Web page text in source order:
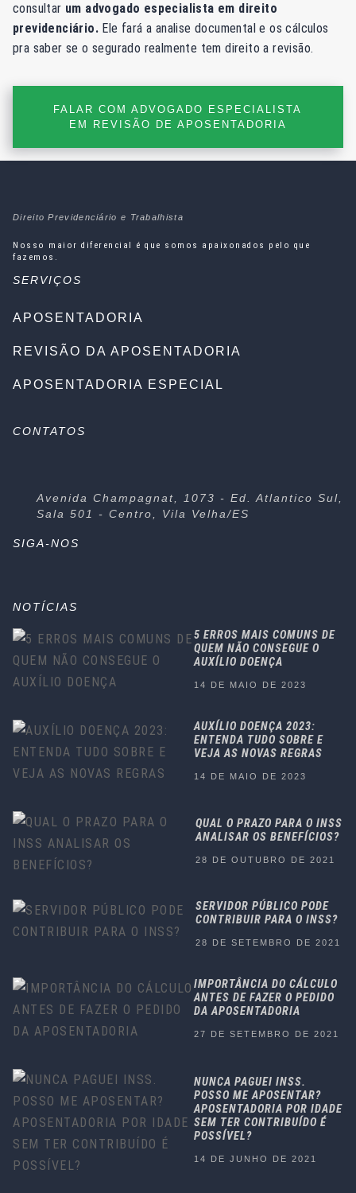
consultar um advogado especialista em direito
previdenciário. Ele fará a analise documental e os cálculos
pra saber se o segurado realmente tem direito a revisão.
FALAR COM ADVOGADO ESPECIALISTA
EM REVISÃO DE APOSENTADORIA
Direito Previdenciário e Trabalhista
Nosso maior diferencial é que somos apaixonados pelo que
fazemos.
SERVIÇOS
APOSENTADORIA
REVISÃO DA APOSENTADORIA
APOSENTADORIA ESPECIAL
CONTATOS
Avenida Champagnat, 1073 - Ed. Atlantico Sul,
Sala 501 - Centro, Vila Velha/ES
SIGA-NOS
NOTÍCIAS
5 ERROS MAIS COMUNS DE
QUEM NÃO CONSEGUE O
AUXÍLIO DOENÇA
14 DE MAIO DE 2023
AUXÍLIO DOENÇA 2023:
ENTENDA TUDO SOBRE E
VEJA AS NOVAS REGRAS
14 DE MAIO DE 2023
QUAL O PRAZO PARA O INSS
ANALISAR OS BENEFÍCIOS?
28 DE OUTUBRO DE 2021
SERVIDOR PÚBLICO PODE
CONTRIBUIR PARA O INSS?
28 DE SETEMBRO DE 2021
IMPORTÂNCIA DO CÁLCULO
ANTES DE FAZER O PEDIDO
DA APOSENTADORIA
27 DE SETEMBRO DE 2021
NUNCA PAGUEI INSS.
POSSO ME APOSENTAR?
APOSENTADORIA POR IDADE
SEM TER CONTRIBUÍDO É
POSSÍVEL?
14 DE JUNHO DE 2021